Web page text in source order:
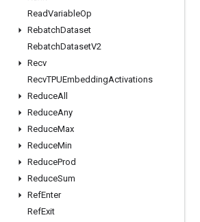
ReadVariableOp
RebatchDataset
RebatchDatasetV2
Recv
RecvTPUEmbeddingActivations
ReduceAll
ReduceAny
ReduceMax
ReduceMin
ReduceProd
ReduceSum
RefEnter
RefExit